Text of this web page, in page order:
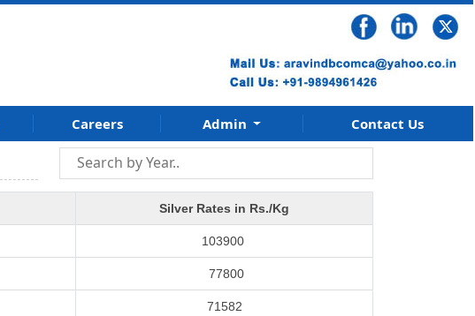
Careers Admin Contact Us
Silver Rates in Rs./Kg
103900
77800
71582